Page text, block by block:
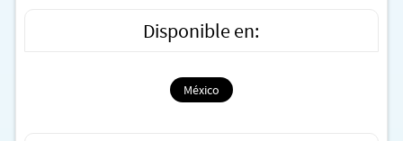
Disponible en:
México